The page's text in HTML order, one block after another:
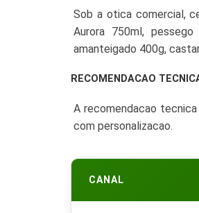
Sob a otica comercial,
Aurora 750ml,
amanteigado 400g,
RECOMENDACAO
A recomendacao
com personalizacao.
CANAL